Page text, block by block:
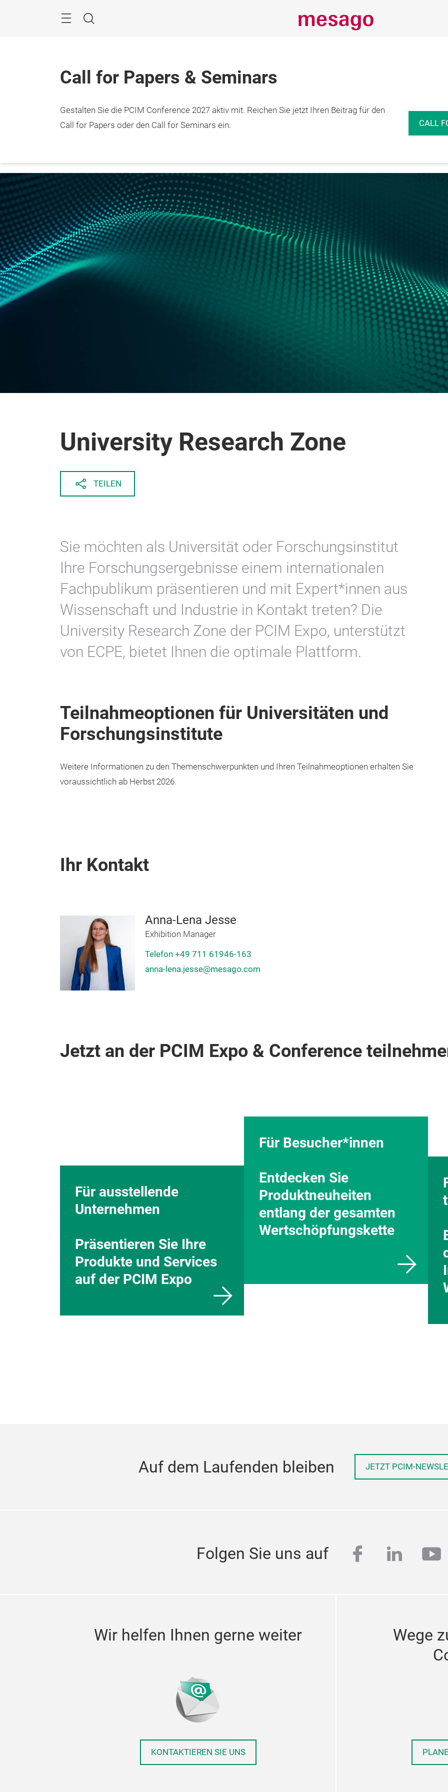
Suche
Call for Papers & Seminars
Gestalten Sie die PCIM Conference 2027 aktiv mit. Reichen Sie jetzt Ihren Beitrag für den
Call for Papers oder den Call for Seminars ein.
CALL
11. – 13.05.2027
University Research Zone
TEILEN
Sie möchten als Universität oder Forschungsinstitut
Ihre Forschungsergebnisse einem internationalen
Fachpublikum präsentieren und mit Expert*innen aus
Wissenschaft und Industrie in Kontakt treten? Die
University Research Zone der PCIM Expo, unterstützt
von ECPE, bietet Ihnen die optimale Plattform.
Teilnahmeoptionen für Universitäten und
Forschungsinstitute
Weitere Informationen zu den Themenschwerpunkten und Ihren Teilnahmeoptionen erhalten Sie
voraussichtlich ab Herbst 2026.
Ihr Kontakt
Anna-Lena Jesse
Exhibition Manager
Telefon +49 711 61946-163
anna-lena.jesse@mesago.com
Jetzt an der PCIM Expo & Conference
Für ausstellende
Unternehmen
Präsentieren Sie Ihre
Produkte und Services
auf der PCIM Expo
Für Besucher*innen
Entdecken Sie
Produktneuheiten
entlang der gesamten
Wertschöpfungskette
Auf dem Laufenden bleiben JETZT PCIM-
Folgen Sie uns auf facebook
Wir helfen Ihnen gerne weiter
KONTAKTIEREN SIE UNS
Wege